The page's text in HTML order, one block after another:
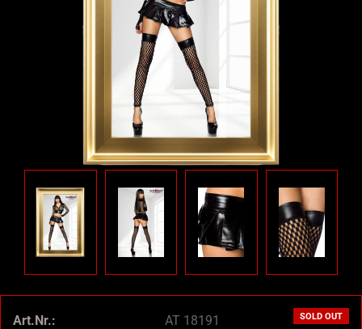
SOLD OUT
Art.Nr.:
AT 18191